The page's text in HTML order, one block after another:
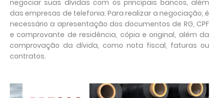
negociar suas dívidas com os principais bancos, além
das empresas de telefonia. Para realizar a negociação, é
necessário a apresentação dos documentos de RG, CPF
e comprovante de residência, cópia e original, além da
comprovação da dívida, como nota fiscal, faturas ou
contratos.